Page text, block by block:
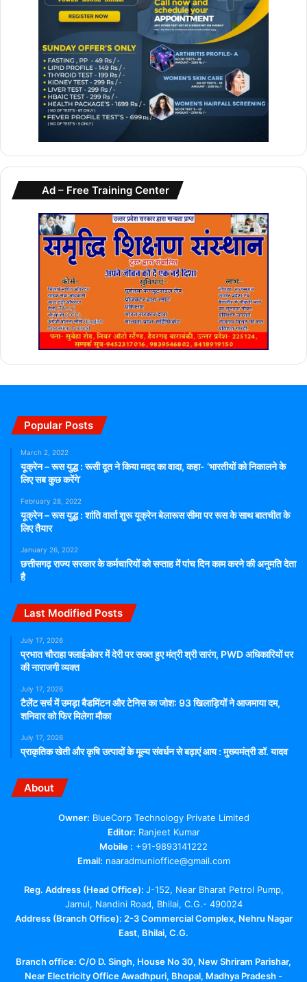
Ad – Free Training Center
Popular Posts
March 2, 2022
यूक्रेन – रूस युद्ध : रूसी दूत ने किया मदद का वादा, कहा- ‘भारतीयों को निकालने के
लिए सब कुछ करेंगे’
February 28, 2022
यूक्रेन – रूस युद्ध : शांति वार्ता शुरू यूक्रेन बेलारूस सीमा पर रूस के साथ बातचीत के
लिए तैयार
January 26, 2022
छत्तीसगढ़ राज्य सरकार के कर्मचारियों को सप्ताह में पांच दिन काम करने की अनुमति देता
है
Last Modified Posts
July 17, 2026
प्रभात चौराहा फ्लाईओवर में देरी पर सख्त हुए मंत्री श्री सारंग, PWD अधिकारियों पर
की नाराजगी व्यक्त
July 17, 2026
टैलेंट सर्च में उमड़ा बैडमिंटन और टेनिस का जोश: 93 खिलाड़ियों ने आजमाया दम,
शनिवार को फिर मिलेगा मौका
July 17, 2026
प्राकृतिक खेती और कृषि उत्पादों के मूल्य संवर्धन से बढ़ाएं आय : मुख्यमंत्री डॉ. यादव
About
Owner: BlueCorp Technology Private Limited
Editor: Ranjeet Kumar
Mobile : +91-9893141222
Email: naaradmunioffice@gmail.com
Reg. Address (Head Office): J-152, Near Bharat Petrol Pump,
Jamul, Nandini Road, Bhilai, C.G.- 490024
Address (Branch Office): 2-3 Commercial Complex, Nehru Nagar
East, Bhilai, C.G.
Branch office: C/O D. Singh, House No 30, New Shriram Parishar,
Near Electricity Office Awadhpuri, Bhopal, Madhya Pradesh -